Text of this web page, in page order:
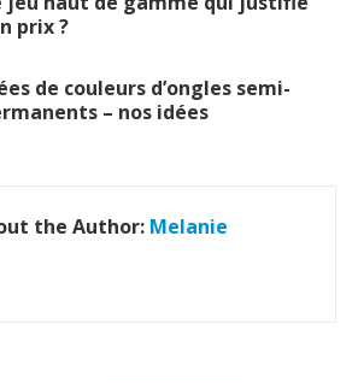
prix ?
de couleurs d’ongles semi-
– nos idées
the Author: Melanie